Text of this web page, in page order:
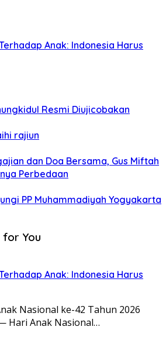
Anak: Indonesia Harus
Resmi Diujicobakan
rajiun
dan Doa Bersama, Gus Miftah
Perbedaan
PP Muhammadiyah Yogyakarta
for You
Anak: Indonesia Harus
Nasional ke-42 Tahun 2026
Hari Anak Nasional…